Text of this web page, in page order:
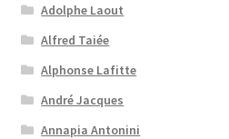
Adolphe Laout
Alfred Taiée
Alphonse Lafitte
André Jacques
Annapia Antonini